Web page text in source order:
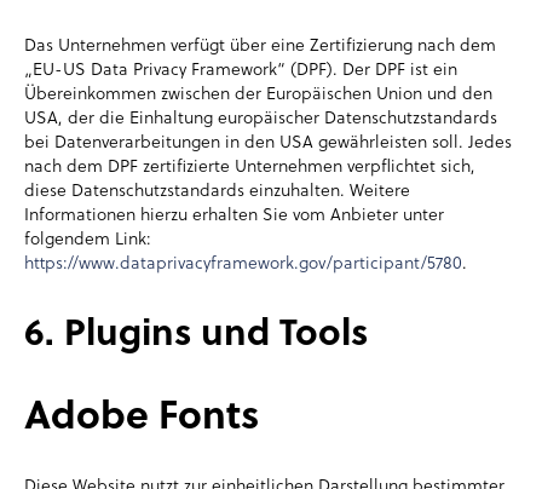
Das Unternehmen verfügt über eine Zertifizierung nach dem
„EU-US Data Privacy Framework“ (DPF). Der DPF ist ein
Übereinkommen zwischen der Europäischen Union und den
USA, der die Einhaltung europäischer Datenschutzstandards
bei Datenverarbeitungen in den USA gewährleisten soll. Jedes
nach dem DPF zertifizierte Unternehmen verpflichtet sich,
diese Datenschutzstandards einzuhalten. Weitere
Informationen hierzu erhalten Sie vom Anbieter unter
folgendem Link:
https://www.dataprivacyframework.gov/participant/5780.
6. Plugins und Tools
Adobe Fonts